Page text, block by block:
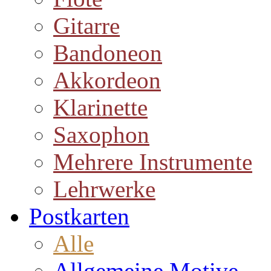
Gitarre
Bandoneon
Akkordeon
Klarinette
Saxophon
Mehrere Instrumente
Lehrwerke
Postkarten
Alle